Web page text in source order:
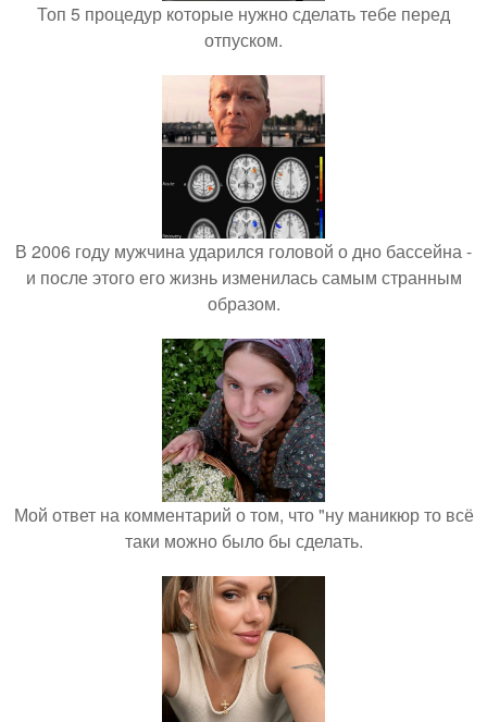
Топ 5 процедур которые нужно сделать тебе перед
отпуском.
В 2006 году мужчина ударился головой о дно бассейна -
и после этого его жизнь изменилась самым странным
образом.
Мой ответ на комментарий о том, что "ну маникюр то всё
таки можно было бы сделать.